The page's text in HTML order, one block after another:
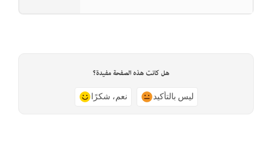
هل كانت هذه الصفحة مفيدة؟
نعم، شكرًا ليس بالتأكيد